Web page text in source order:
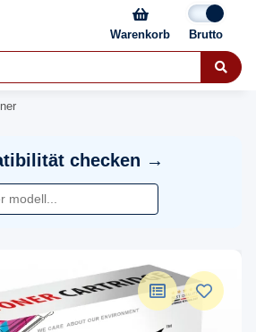
Warenkorb
checken →